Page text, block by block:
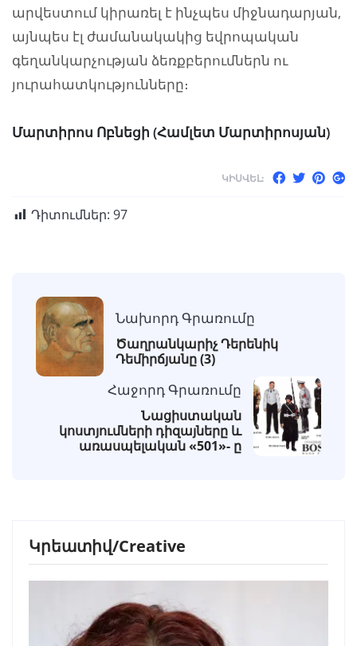
արվեստում կիրառել է ինչպես միջնադարյան,
այնպես էլ ժամանակակից եվրոպական
գեղանկարչության ձեռքբերումներն ու
յուրահատկությունները։
Մարտիրոս Ոբնեցի (Համլետ Մարտիրոսյան)
ԿԻՍՎԵԼ:
Դիտումներ: 97
Նախորդ Գրառումը
Ծաղրանկարիչ Դերենիկ
Դեմիրճյանը (3)
Հաջորդ Գրառումը
Նացիստական
կոստյումների դիզայները և
առասպելական «501»- ը
Կրեատիվ/Creative